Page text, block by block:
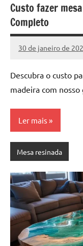
as
inovadoras
cascata
esteja
à
uma
mesa
redonda
reuniões
ou
uma
mesa
de
jantar
Custo fazer
Completo
30 de janeiro de
Nenhum
Descubra o custo
madeira com
Ler mais
Mesa resinada